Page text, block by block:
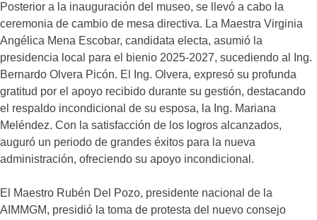
Posterior a la inauguración del museo, se llevó a cabo la
ceremonia de cambio de mesa directiva. La Maestra Virginia
Angélica Mena Escobar, candidata electa, asumió la
presidencia local para el bienio 2025-2027, sucediendo al Ing.
Bernardo Olvera Picón. El Ing. Olvera, expresó su profunda
gratitud por el apoyo recibido durante su gestión, destacando
el respaldo incondicional de su esposa, la Ing. Mariana
Meléndez. Con la satisfacción de los logros alcanzados,
auguró un periodo de grandes éxitos para la nueva
administración, ofreciendo su apoyo incondicional.
El Maestro Rubén Del Pozo, presidente nacional de la
AIMMGM, presidió la toma de protesta del nuevo consejo